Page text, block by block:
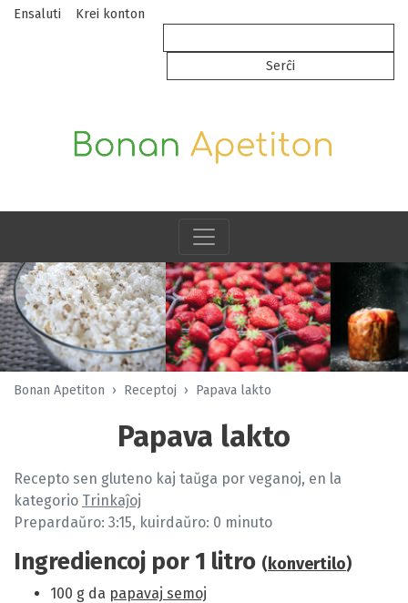
Ensaluti Krei konton
Bonan Apetiton Receptoj Papava lakto
Papava lakto
Recepto sen gluteno kaj taŭga por veganoj, en la
kategorio Trinkaĵoj
Prepardaŭro: 3:15, kuirdaŭro: 0 minuto
Ingrediencoj por1 litro ( konvertilo)
100 g da papavaj semoj